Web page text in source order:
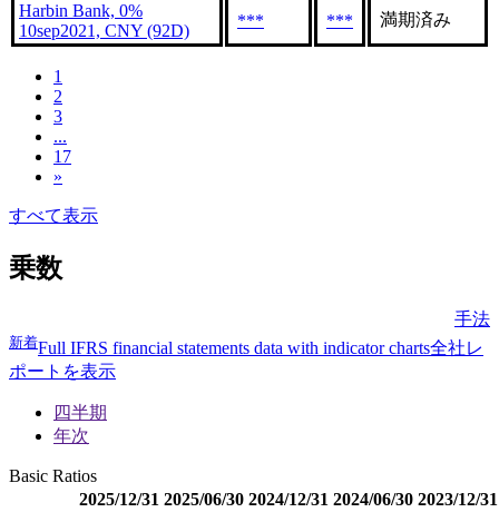
Harbin Bank, 0%
10sep2021, CNY (92D)
*** *** 満期済み
1
2
3
...
17
»
すべて表示
乗数
手法
新着Full IFRS financial statements data with indicator charts全社レ
ポートを表示
四半期
年次
Basic Ratios
2025/12/31 2025/06/30 2024/12/31 2024/06/30 2023/12/31